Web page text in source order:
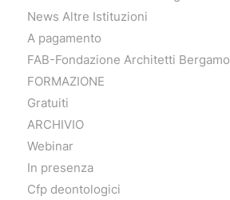
News Altre Istituzioni
A pagamento
FAB-Fondazione Architetti Bergamo
FORMAZIONE
Gratuiti
ARCHIVIO
Webinar
In presenza
Cfp deontologici